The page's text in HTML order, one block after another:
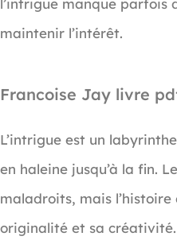
l’intrigue manque parfois
maintenir l’intérêt.
Francoise Jay livre
L’intrigue est un
en haleine jusqu’à la fin.
maladroits, mais l’histoire
originalité et sa